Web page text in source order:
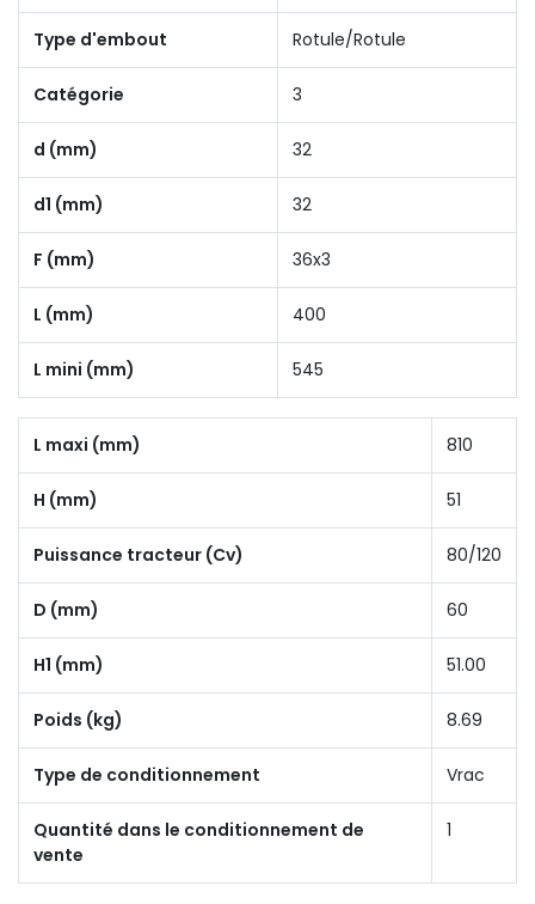
Type d'embout Rotule/Rotule
Catégorie 3
d (mm) 32
d1 (mm) 32
F (mm) 36x3
L (mm) 400
L mini (mm) 545
L maxi (mm) 810
H (mm) 51
Puissance tracteur (Cv) 80/120
D (mm) 60
H1 (mm) 51.00
Poids (kg) 8.69
Type de conditionnement Vrac
Quantité dans le conditionnement de
vente
1